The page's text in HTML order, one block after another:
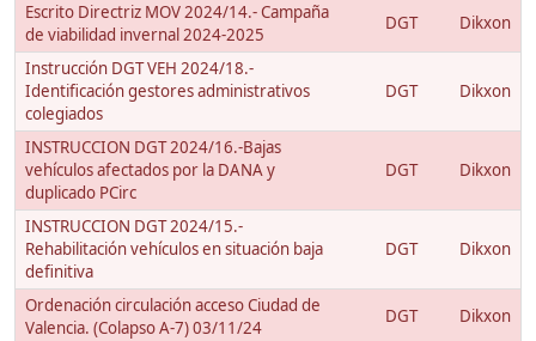
Escrito Directriz MOV 2024/14.- Campaña
de viabilidad invernal 2024-2025
DGT Dikxon
Instrucción DGT VEH 2024/18.-
Identificación gestores administrativos
colegiados
DGT Dikxon
INSTRUCCION DGT 2024/16.-Bajas
vehículos afectados por la DANA y
duplicado PCirc
DGT Dikxon
INSTRUCCION DGT 2024/15.-
Rehabilitación vehículos en situación baja
definitiva
DGT Dikxon
Ordenación circulación acceso Ciudad de
Valencia. (Colapso A-7) 03/11/24
DGT Dikxon